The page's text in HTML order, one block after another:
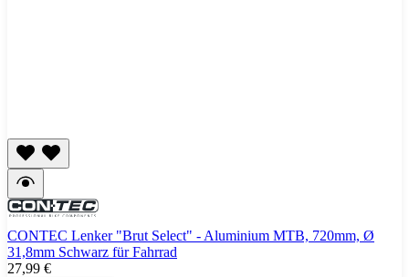
CONTEC Lenker "Brut Select" - Aluminium MTB, 720mm, Ø
31,8mm Schwarz für Fahrrad
27,99 €